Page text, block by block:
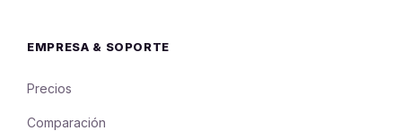
EMPRESA & SOPORTE
Precios
Comparación